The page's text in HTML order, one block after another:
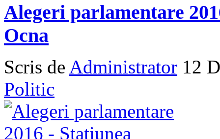
Alegeri parlamentare
Ocna
Scris de Administrator 12
Politic